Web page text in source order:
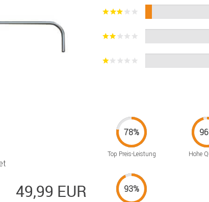
49,99 EUR
Top Preis-Leistung Hohe